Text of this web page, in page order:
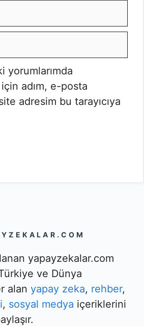
yorumlarımda
için adım, e-posta
adresim bu tarayıcıya
yapayzekalar.com
ve Dünya
alan yapay zeka, rehber,
, sosyal medya içeriklerini